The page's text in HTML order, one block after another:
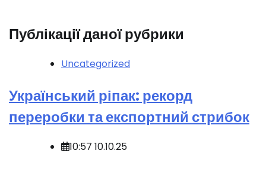
Публікації даної рубрики
Uncategorized
Український ріпак: рекорд
переробки та експортний стрибок
10:57 10.10.25